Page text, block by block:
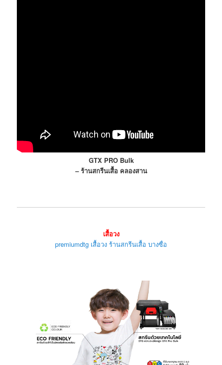
GTX PRO Bulk
– ร้านสกรีนเสื้อ คลองสาน
เสื้อวง
premiumdtg เสื้อวง ร้านสกรีนเสื้อ บางซื่อ